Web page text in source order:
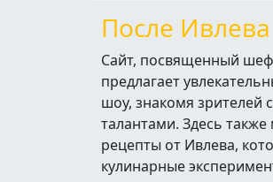
После Ивлева
Сайт, посвященный
предлагает
шоу, знакомя зрителей
талантами. Здесь
рецепты от Ивлева,
кулинарные